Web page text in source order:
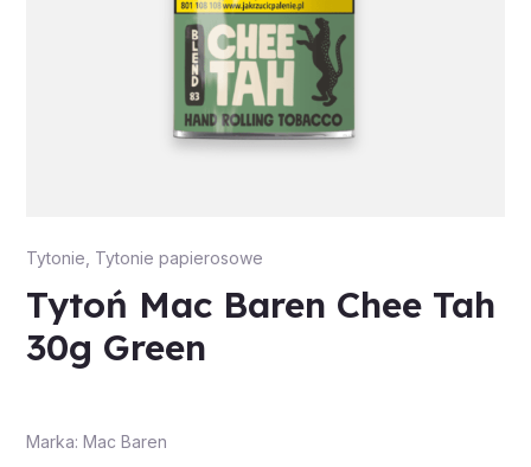
Tytonie Tytonie papierosowe
Tytoń Mac Baren Chee Tah
30g Green
Marka: Mac Baren